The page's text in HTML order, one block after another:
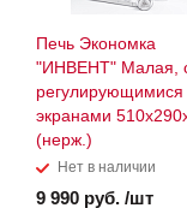
Печь Экономка
"ИНВЕНТ" Малая,
регулирующимися
экранами
(нерж.)
Нет в наличии
9 990 руб. /шт